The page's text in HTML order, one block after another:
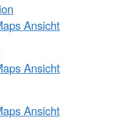
Ansicht
Ansicht
Ansicht